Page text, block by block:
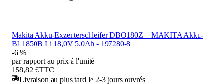
Makita Akku-Exzenterschleifer DBO180Z + MAKITA Akku-
BL1850B Li 18,0V 5.0Ah - 197280-8
-6 %
par rapport au prix à l'unité
158,82 €TTC
Livraison au plus tard le 2-3 jours ouvrés